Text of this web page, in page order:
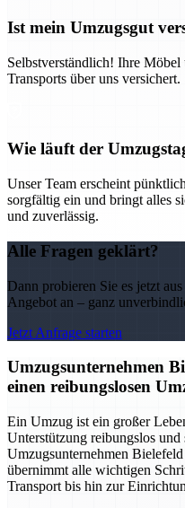
Ist mein Umzugsgut
Selbstverständlich! Ihre Möbel
Transports über uns versichert.
Wie läuft der
Unser Team erscheint
sorgfältig ein und bringt alles
und zuverlässig.
Alle Fragen geklärt?
Dann probieren Sie es jetzt
Angebot an – ganz
Jetzt Anfrage starten
Umzugsunternehmen
einen reibungslosen
Ein Umzug ist ein großer
Unterstützung reibungslos
Umzugsunternehmen
übernimmt alle wichtigen
Transport bis hin zur